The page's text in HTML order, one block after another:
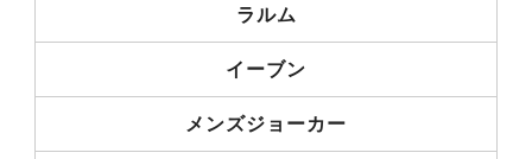
ラルム
イーブン
メンズジョーカー